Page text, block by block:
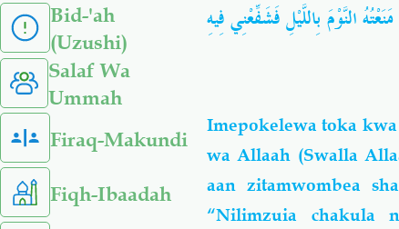
Bid-'ah
(Uzushi)
Salaf Wa
Ummah
Firaq-Makundi
Fiqh-Ibaadah
النَّوْمَ بِاللَّيْلِ فَشَفِّعْنِي فِيهِ
Imepokelewa toka
wa Allaah (Swalla
aan zitamwombea
“Nilimzuia chakula